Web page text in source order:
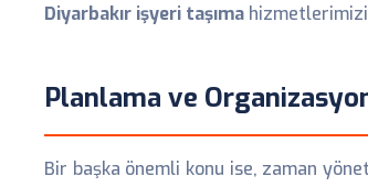
Diyarbakır işyeri taşıma
Planlama ve
Bir başka önemli konu ise, zaman